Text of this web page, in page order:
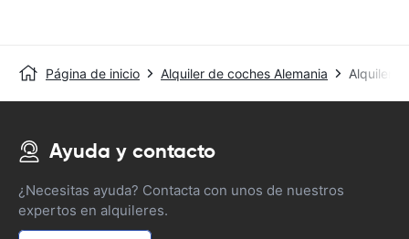
Página de inicio Alquiler de coches Alemania Alquiler
Ayuda y contacto
¿Necesitas ayuda? Contacta con unos de nuestros
expertos en alquileres.